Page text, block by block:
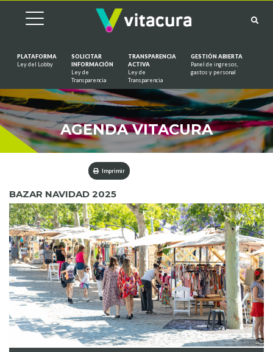
PLATAFORMA
Ley del Lobby
SOLICITAR
INFORMACIÓN
Ley de
Transparencia
TRANSPARENCIA
ACTIVA
Ley de
Transparencia
GESTIÓN ABIERTA
Panel de ingresos,
gastos y personal
AGENDA VITACURA
Imprimir
BAZAR NAVIDAD 2025